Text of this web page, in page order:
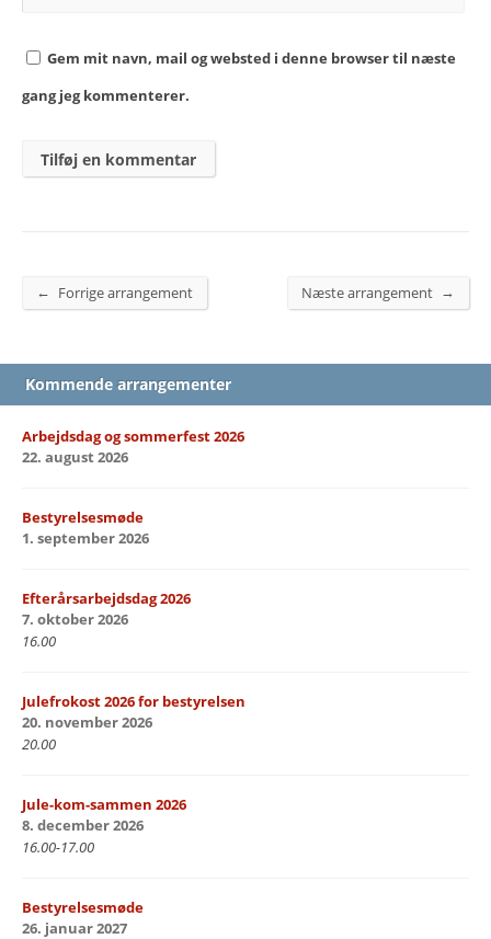
Gem mit navn, mail og websted i denne browser til næste
gang jeg kommenterer.
← Forrige arrangement Næste arrangement →
Kommende arrangementer
Arbejdsdag og sommerfest 2026
22. august 2026
Bestyrelsesmøde
1. september 2026
Efterårsarbejdsdag 2026
7. oktober 2026
16.00
Julefrokost 2026 for bestyrelsen
20. november 2026
20.00
Jule-kom-sammen 2026
8. december 2026
16.00-17.00
Bestyrelsesmøde
26. januar 2027